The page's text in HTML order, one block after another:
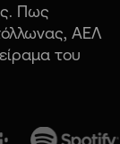
Πως
ΑΕΛ
του